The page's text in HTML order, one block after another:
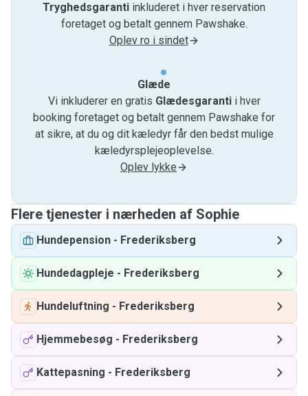
Tryghedsgaranti inkluderet i hver reservation
foretaget og betalt gennem Pawshake.
Oplev ro i sindet
Glæde
Vi inkluderer en gratis Glædesgarantii hver
booking foretaget og betalt gennem Pawshake for
at sikre, at du og dit kæledyr får den bedst mulige
kæledyrsplejeoplevelse.
Oplev lykke
Flere tjenester i nærheden af ​​Sophie
Hundepension - Frederiksberg
Hundedagpleje - Frederiksberg
Hundeluftning - Frederiksberg
Hjemmebesøg - Frederiksberg
Kattepasning - Frederiksberg